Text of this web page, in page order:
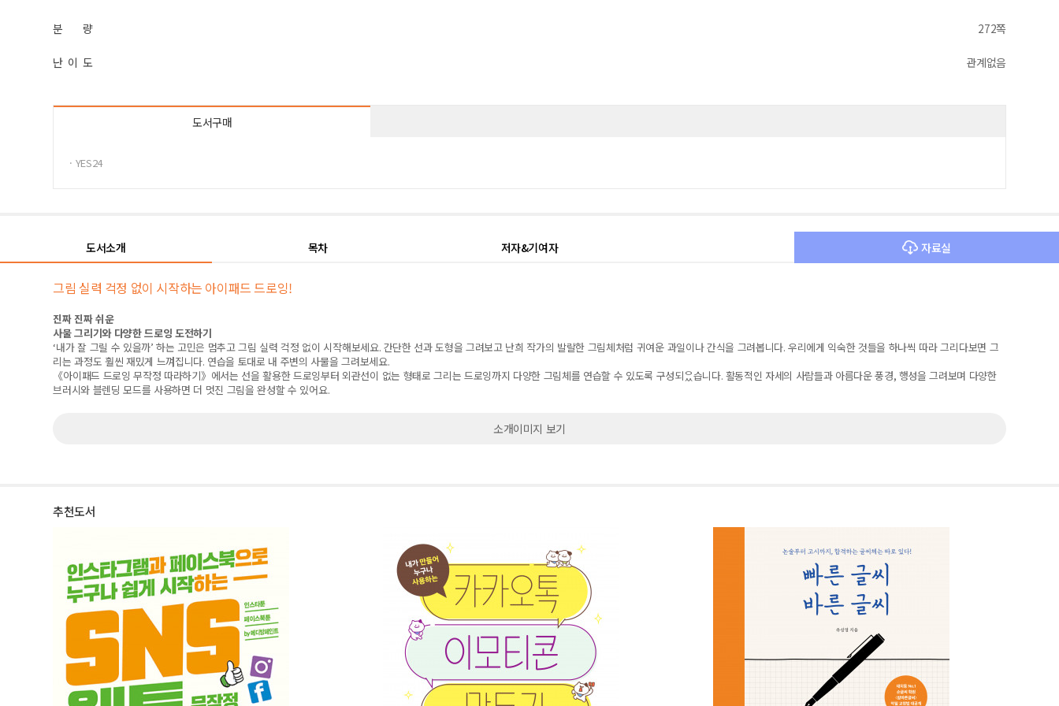
분 량 272쪽
난 이 도 관계없음
도서구매
· YES24
도서소개 목차 저자&기여자 자료실
그림 실력 걱정 없이 시작하는 아이패드 드로잉!
진짜 진짜 쉬운
사물 그리기와 다양한 드로잉 도전하기
‘내가 잘 그릴 수 있을까’ 하는 고민은 멈추고 그림 실력 걱정 없이 시작해보세요. 간단한 선과 도형을 그려보고 난희 작가의 발랄한 그림체처럼 귀여운 과일이나 간식을 그려봅니다. 우리에게 익숙한 것들을 하나씩 따라 그리다보면 그
리는 과정도 훨씬 재밌게 느껴집니다. 연습을 토대로 내 주변의 사물을 그려보세요.
《아이패드 드로잉 무작정 따라하기》 에서는 선을 활용한 드로잉부터 외관선이 없는 형태로 그리는 드로잉까지 다양한 그림체를 연습할 수 있도록 구성되ᄋᅠᆻ습니다. 활동적인 자세의 사람들과 아름다운 풍경, 행성을 그려보며 다양한
브러시와 블렌딩 모드를 사용하면 더 멋진 그림을 완성할 수 있어요.
소개이미지 보기
추천도서